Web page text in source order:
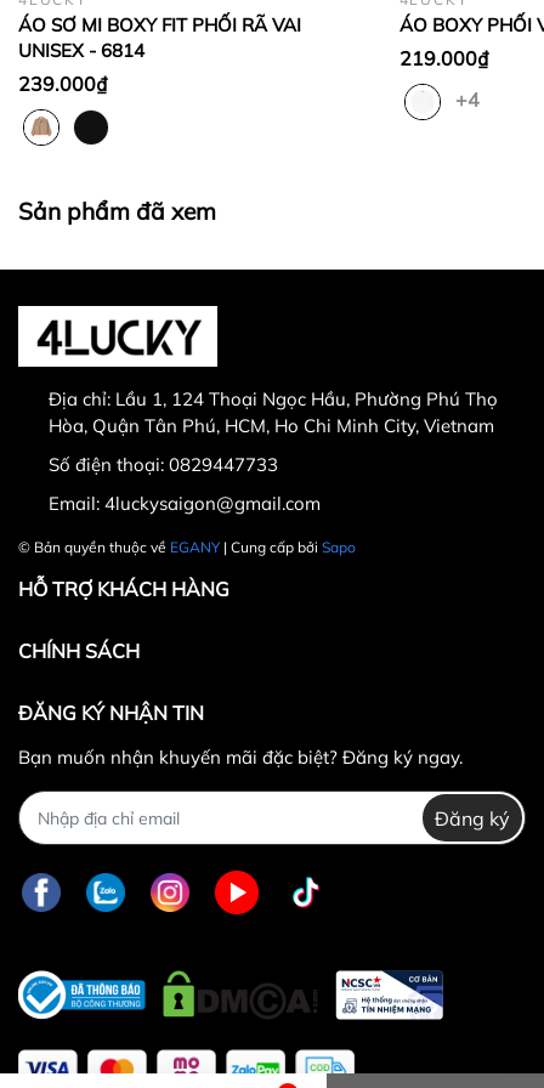
Lưu ý:
phẩm được chọn để đổi có giá trị thấp hơn sản
phẩm đổi.
Giao nhầm hàng, nhầm sản phẩm
Hư hỏng trong quá trình vận chuyển
30.000 VNĐ
ÁO SƠ MI BOXY FIT PHỐI RÃ VAI
UNISEX - 6814
239.000₫
ÁO BOXY PHỐI
219.000₫
+4
Sản phẩm đã xem
Địa chỉ: Lầu 1, 124 Thoại Ngọc Hầu, Phường Phú Thọ
Hòa, Quận Tân Phú, HCM, Ho Chi Minh City, Vietnam
Số điện thoại: 0829447733
Email: 4luckysaigon@gmail.com
© Bản quyền thuộc về EGANY| Cung cấp bởi Sapo
HỖ TRỢ KHÁCH HÀNG
CHÍNH SÁCH
ĐĂNG KÝ NHẬN TIN
Bạn muốn nhận khuyến mãi đặc biệt? Đăng ký ngay.
Đăng ký